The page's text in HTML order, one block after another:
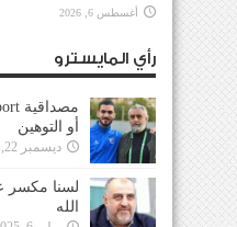
أغسطس 6, 2026
رأي المايسترو
أو التوهين
ديسمبر 22, 2025
لسنا مكسر
الله